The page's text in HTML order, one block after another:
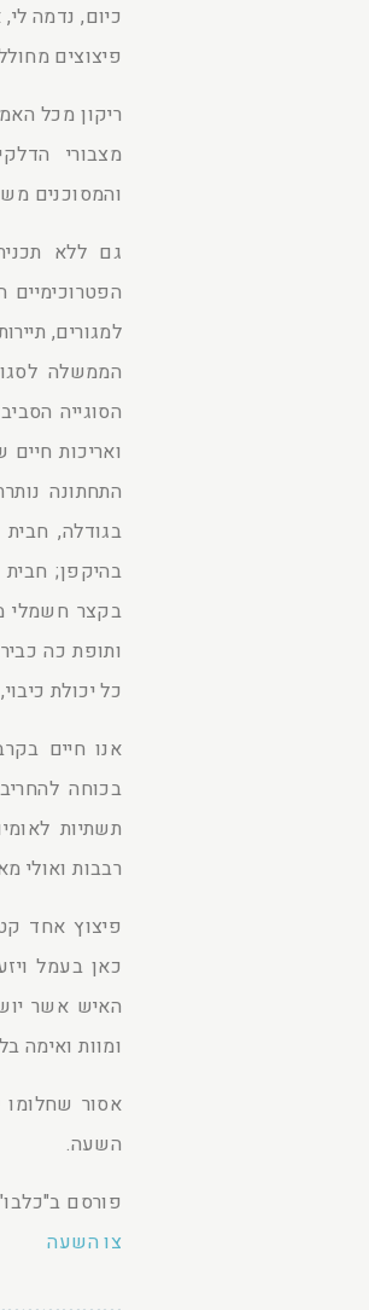
כיום, נדמה
פיצוצים
ריקון מכל
מצבורי
והמסוכנים
גם ללא
למגורים,
הממשלה
הסוגייה
ואריכות
התחתונה
בגודלה,
בהיקפן;
בקצר חשמלי
ותופת כה
כל יכולת
אנו חיים
בכוחה
תשתיות
רבבות ואולי
פיצוץ אחד
כאן בעמל
האיש אשר
ומוות ואימה
אסור שחלומו
השעה.
פורסם ב"כלבו",
צו השעה